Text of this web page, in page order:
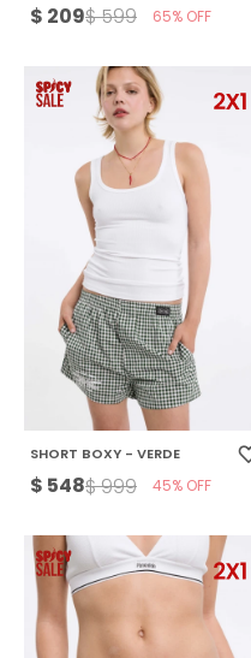
$ 209$599 65
SHORT BOXY - VERDE
$ 548$999 45